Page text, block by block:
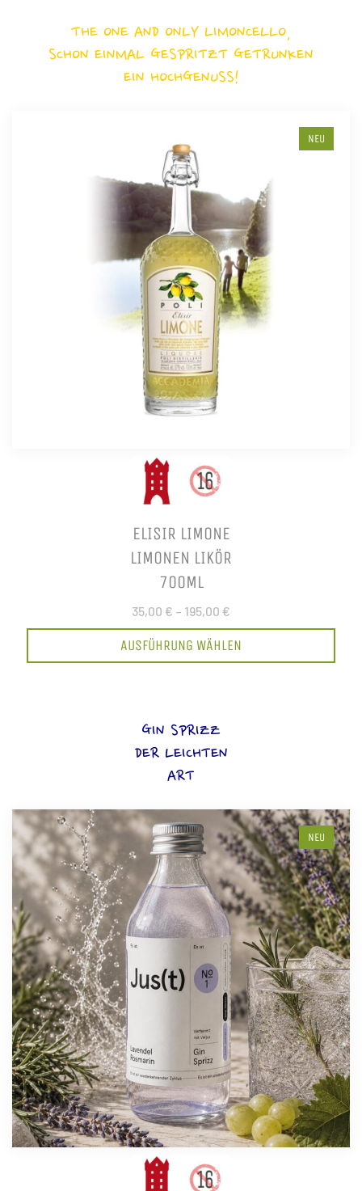
THE ONE AND ONLY LIMONCELLO,
SCHON EINMAL GESPRITZT GETRUNKEN
EIN HOCHGENUSS!
NEU
ELISIR LIMONE
LIMONEN LIKÖR
700ML
35,00 € – 195,00 €
AUSFÜHRUNG WÄHLEN
GIN SPRIZZ
DER LEICHTEN
ART
NEU